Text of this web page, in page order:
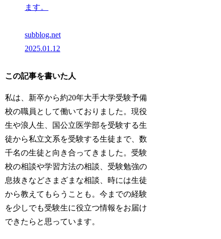
ます。
subblog.net
2025.01.12
この記事を書いた人
私は、新卒から約20年大手大学受験予備
校の職員として働いておりました。現役
生や浪人生、国公立医学部を受験する生
徒から私立文系を受験する生徒まで、数
千名の生徒と向き合ってきました。受験
校の相談や学習方法の相談、受験勉強の
息抜きなどさまざまな相談、時には生徒
から教えてもらうことも。今までの経験
を少しでも受験生に役立つ情報をお届け
できたらと思っています。